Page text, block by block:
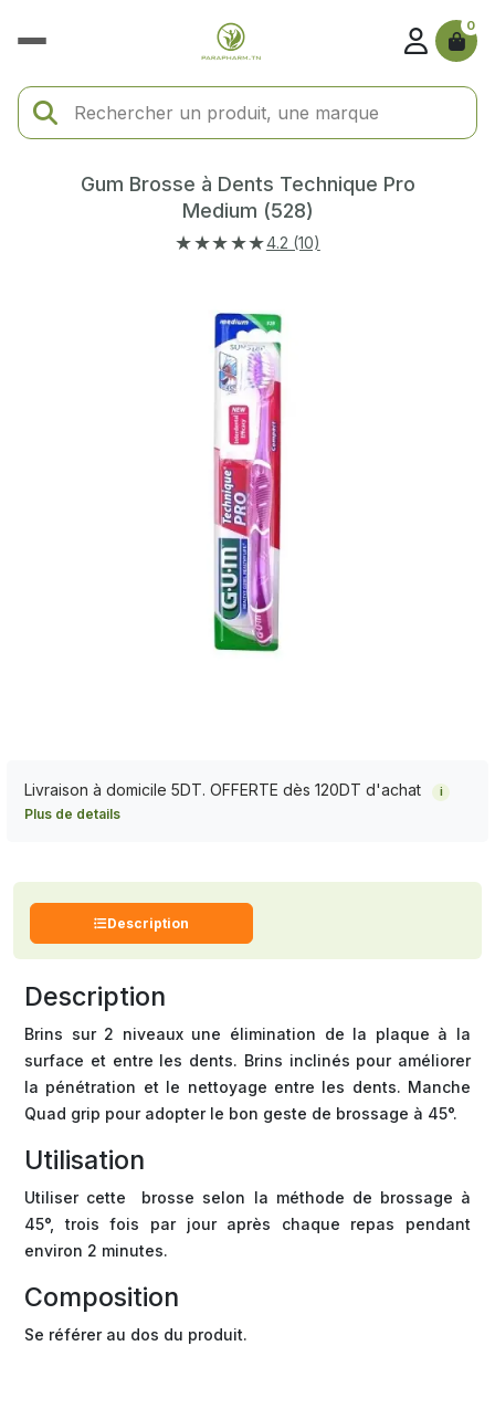
0
Gum Brosse à Dents Technique Pro
Medium (528)
★★★★★4.2 (10)
Livraison à domicile 5DT. OFFERTE dès 120DT d'achat i
Plus de details
Description
Description
Brins sur 2 niveaux une élimination de la plaque à la
surface et entre les dents. Brins inclinés pour améliorer
la pénétration et le nettoyage entre les dents. Manche
Quad grip pour adopter le bon geste de brossage à 45°.
Utilisation
Utiliser cette brosse selon la méthode de brossage à
45°, trois fois par jour après chaque repas pendant
environ 2 minutes.
Composition
Se référer au dos du produit.